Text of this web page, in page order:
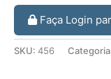
Faça Login
SKU: 456